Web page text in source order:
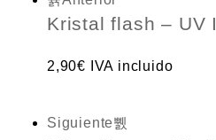
Kristal flash – UV
2,90€ IVA incluido
Siguiente